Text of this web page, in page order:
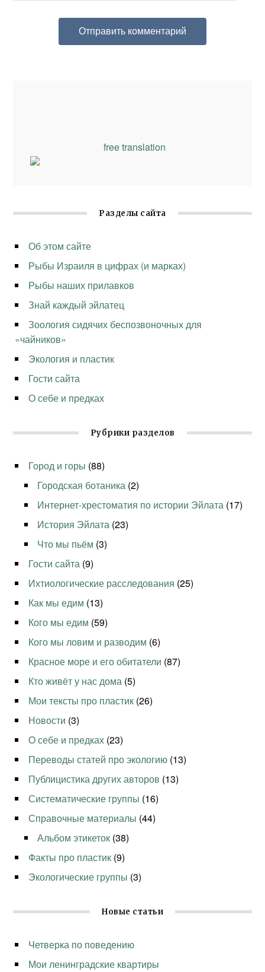
free translation
Разделы сайта
Об этом сайте
Рыбы Израиля в цифрах (и марках)
Рыбы наших прилавков
Знай каждый эйлатец
Зоология сидячих беспозвоночных для
«чайников»
Экология и пластик
Гости сайта
О себе и предках
Рубрики разделов
Город и горы (88)
Городская ботаника (2)
Интернет-хрестоматия по истории Эйлата (17)
История Эйлата (23)
Что мы пьём (3)
Гости сайта (9)
Ихтиологические расследования (25)
Как мы едим (13)
Кого мы едим (59)
Кого мы ловим и разводим (6)
Красное море и его обитатели (87)
Кто живёт у нас дома (5)
Мои тексты про пластик (26)
Новости (3)
О себе и предках (23)
Переводы статей про экологию (13)
Публицистика других авторов (13)
Систематические группы (16)
Справочные материалы (44)
Альбом этикеток (38)
Факты про пластик (9)
Экологические группы (3)
Новые статьи
Четверка по поведению
Мои ленинградские квартиры